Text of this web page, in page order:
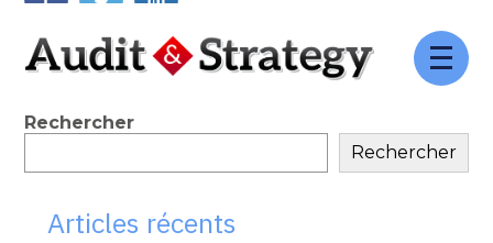
Aller
Blog
sidebar
Rechercher
Rechercher
Articles récents